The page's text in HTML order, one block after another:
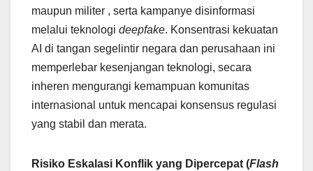
maupun militer , serta kampanye disinformasi
melalui teknologi deepfake. Konsentrasi kekuatan
AI di tangan segelintir negara dan perusahaan ini
memperlebar kesenjangan teknologi, secara
inheren mengurangi kemampuan komunitas
internasional untuk mencapai konsensus regulasi
yang stabil dan merata.
Risiko Eskalasi Konflik yang Dipercepat (Flash